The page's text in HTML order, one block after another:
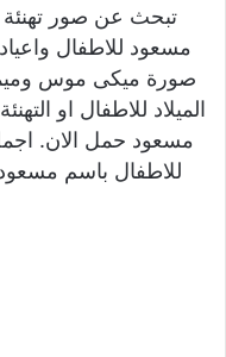
تبحث عن صور
مسعود للاطفال واعياد
صورة ميكى موس
الميلاد للاطفال او
مسعود حمل الان.
للاطفال باسم